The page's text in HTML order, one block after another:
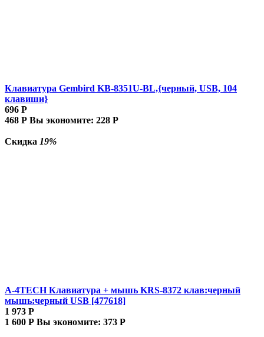
Клавиатура Gembird KB-8351U-BL,{черный, USB, 104
клавиши}
696 Р
468 Р Вы экономите: 228 Р
Скидка 19%
A-4TECH Клавиатура + мышь KRS-8372 клав:черный
мышь:черный USB [477618]
1 973 Р
1 600 Р Вы экономите: 373 Р